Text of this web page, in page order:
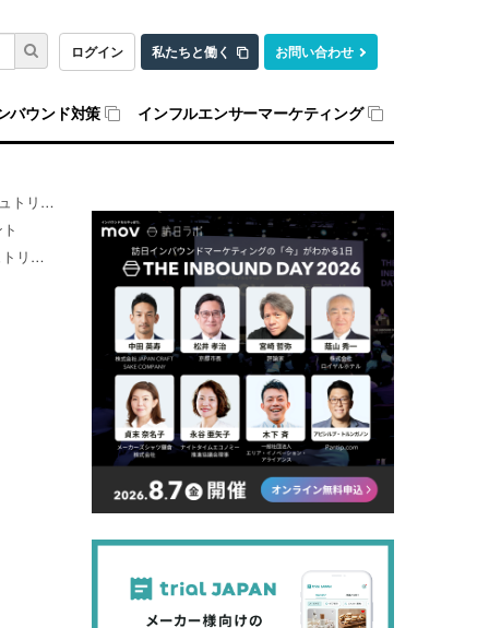
ログイン 私たちと働く お問い合わせ
バウンド対策 インフルエンサーマーケティング
ント
ント